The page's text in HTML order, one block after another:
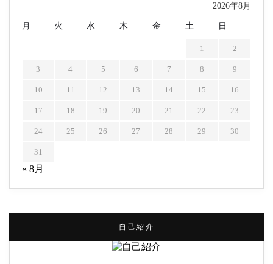
2026年8月
月 火 水 木 金 土 日
1 2
3 4 5 6 7 8 9
10 11 12 13 14 15 16
17 18 19 20 21 22 23
24 25 26 27 28 29 30
31
« 8月
自己紹介